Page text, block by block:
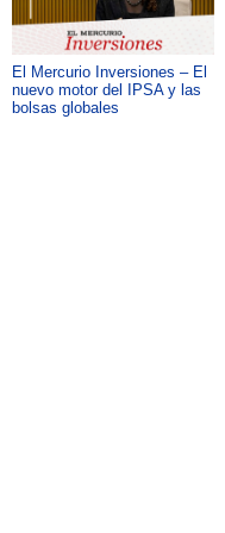
El Mercurio Inversiones – El
nuevo motor del IPSA y las
bolsas globales